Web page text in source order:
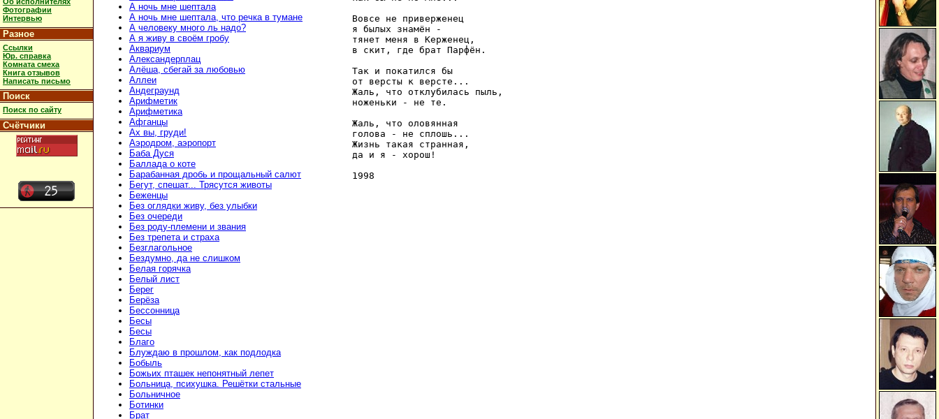
Фотографии
Интервью
Разное
Ссылки
Юр. справка
Комната смеха
Книга отзывов
Написать письмо
Поиск
Поиск по сайту
Счётчики
А ночь мне шептала
А ночь мне шептала, что речка в тумане
А человеку много ль надо?
А я живу в своём гробу
Аквариум
Александерплац
Алёша, сбегай за любовью
Аллеи
Андеграунд
Арифметик
Арифметика
Афганцы
Ах вы, груди!
Аэродром, аэропорт
Баба Дуся
Баллада о коте
Барабанная дробь и прощальный салют
Бегут, спешат... Трясутся животы
Беженцы
Без оглядки живу, без улыбки
Без очереди
Без роду-племени и звания
Без трепета и страха
Безглагольное
Бездумно, да не слишком
Белая горячка
Белый лист
Берег
Берёза
Бессонница
Бесы
Бесы
Благо
Блуждаю в прошлом, как подлодка
Бобыль
Божьих пташек непонятный лепет
Больница, психушка. Решётки стальные
Больничное
Ботинки
Брат
Вовсе не приверженец
я былых знамён -
тянет меня в Керженец,
в скит, где брат Парфён.
Так и покатился бы
от версты к версте...
Жаль, что отклубилась пыль,
ноженьки - не те.
Жаль, что оловянная
голова - не сплошь...
Жизнь такая странная,
да и я - хорош!